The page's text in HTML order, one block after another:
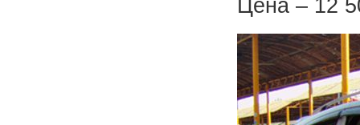
Цена – 12